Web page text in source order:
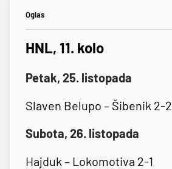
Oglas
HNL, 11. kolo
Petak, 25. listopada
Slaven Belupo – Šibenik 2-2
Subota, 26. listopada
Hajduk – Lokomotiva 2-1